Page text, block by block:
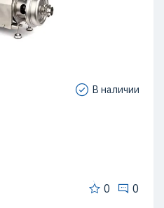
В наличии
0 0